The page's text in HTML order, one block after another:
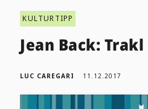
KULTURTIPP
Jean Back:
LUC CAREGARI 11.12.2017